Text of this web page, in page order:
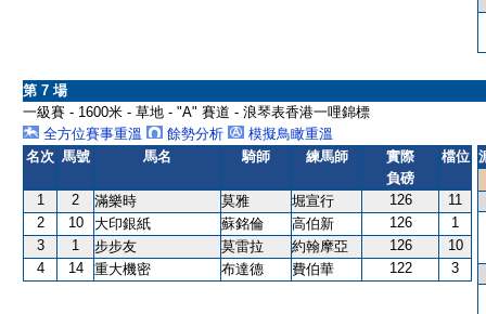
第 7 場
一級賽 - 1600米 - 草地 - "A" 賽道 - 浪琴表香港一哩錦標
全方位賽事重溫
餘勢分析
模擬鳥瞰重溫
名次 馬號 馬名 騎師 練馬師
實際
負磅
檔位
1 2 滿樂時 莫雅 堀宣行 126
11
2
10 大印銀紙 蘇銘倫 高伯新 126
1
3
1 步步友 莫雷拉 約翰摩亞 126
10
4
14 重大機密 布達德 費伯華 122 3